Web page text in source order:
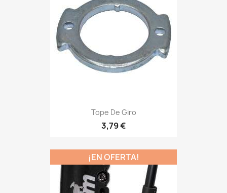
Tope De Giro
3,79 €
¡EN OFERTA!